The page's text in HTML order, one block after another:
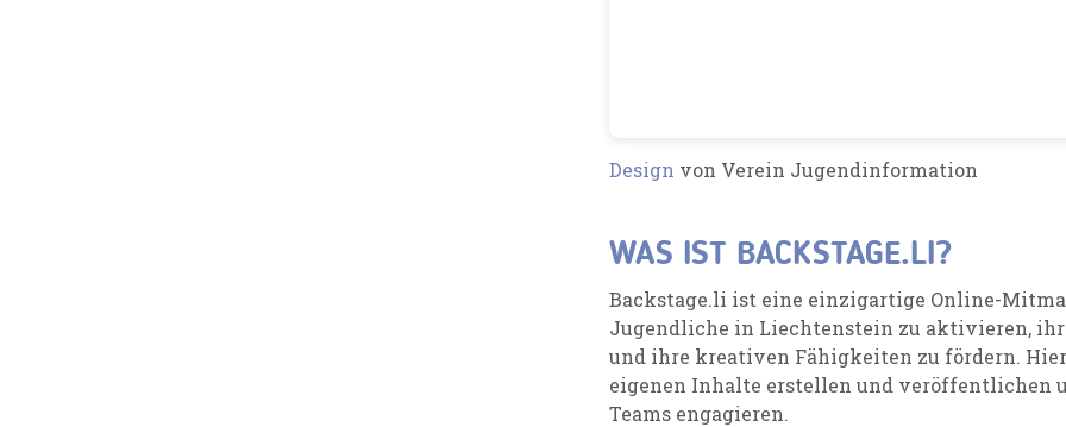
Design von Verein Jugendinformation
WAS IST BACKSTAGE.LI?
Backstage.li ist eine einzigartige Online-
Jugendliche in Liechtenstein zu aktivieren,
und ihre kreativen Fähigkeiten zu fördern.
eigenen Inhalte erstellen und veröffentlichen
Teams engagieren.